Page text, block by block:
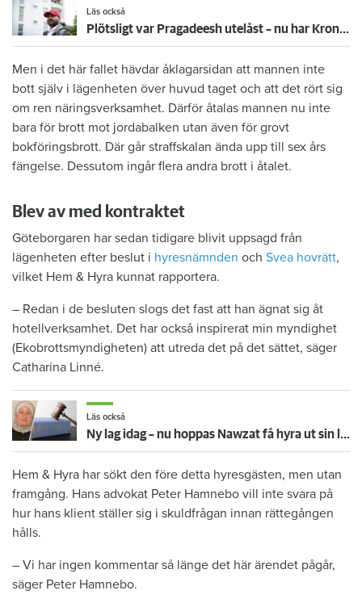
Läs också
Plötsligt var Pragadeesh utelåst – nu har Kronofogden hans möbler
Men i det här fallet hävdar åklagarsidan att mannen inte
bott själv i lägenheten över huvud taget och att det rört sig
om ren näringsverksamhet. Därför åtalas mannen nu inte
bara för brott mot jordabalken utan även för grovt
bokföringsbrott. Där går straffskalan ända upp till sex års
fängelse. Dessutom ingår flera andra brott i åtalet.
Blev av med kontraktet
Göteborgaren har sedan tidigare blivit uppsagd från
lägenheten efter beslut i hyresnämnden och Svea hovrätt,
vilket Hem & Hyra kunnat rapportera.
– Redan i de besluten slogs det fast att han ägnat sig åt
hotellverksamhet. Det har också inspirerat min myndighet
(Ekobrottsmyndigheten) att utreda det på det sättet, säger
Catharina Linné.
Läs också
Ny lag idag – nu hoppas Nawzat få hyra ut sin lägenhet
Hem & Hyra har sökt den före detta hyresgästen, men utan
framgång. Hans advokat Peter Hamnebo vill inte svara på
hur hans klient ställer sig i skuldfrågan innan rättegången
hålls.
– Vi har ingen kommentar så länge det här ärendet pågår,
säger Peter Hamnebo.